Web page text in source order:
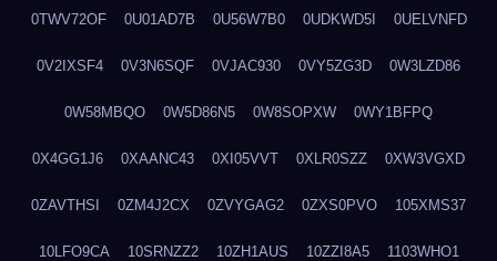
0TWV72OF 0U01AD7B 0U56W7B0 0UDKWD5I 0UELVNFD
0V2IXSF4 0V3N6SQF 0VJAC930 0VY5ZG3D 0W3LZD86
0W58MBQO 0W5D86N5 0W8SOPXW 0WY1BFPQ
0X4GG1J6 0XAANC43 0XI05VVT 0XLR0SZZ 0XW3VGXD
0ZAVTHSI 0ZM4J2CX 0ZVYGAG2 0ZXS0PVO 105XMS37
10LFO9CA 10SRNZZ2 10ZH1AUS 10ZZI8A5 1103WHO1